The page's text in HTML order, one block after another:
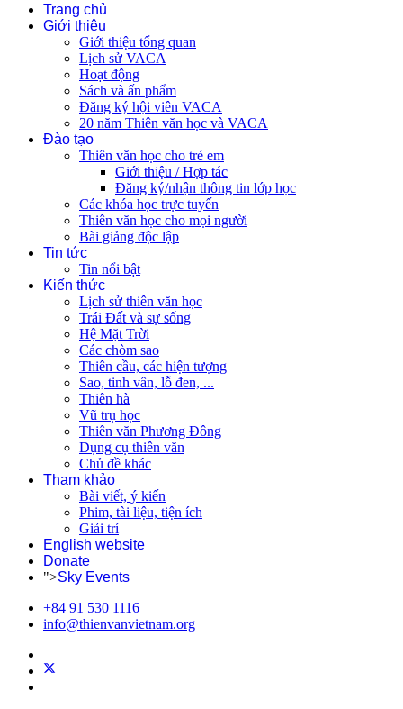
Trang chủ
Giới thiệu
Giới thiệu tổng quan
Lịch sử VACA
Hoạt động
Sách và ấn phẩm
Đăng ký hội viên VACA
20 năm Thiên văn học và VACA
Đào tạo
Thiên văn học cho trẻ em
Giới thiệu / Hợp tác
Đăng ký/nhận thông tin lớp học
Các khóa học trực tuyến
Thiên văn học cho mọi người
Bài giảng độc lập
Tin tức
Tin nổi bật
Kiến thức
Lịch sử thiên văn học
Trái Đất và sự sống
Hệ Mặt Trời
Các chòm sao
Thiên cầu, các hiện tượng
Sao, tinh vân, lỗ đen, ...
Thiên hà
Vũ trụ học
Thiên văn Phương Đông
Dụng cụ thiên văn
Chủ đề khác
Tham khảo
Bài viết, ý kiến
Phim, tài liệu, tiện ích
Giải trí
English website
Donate
">Sky Events
+84 91 530 1116
info@thienvanvietnam.org